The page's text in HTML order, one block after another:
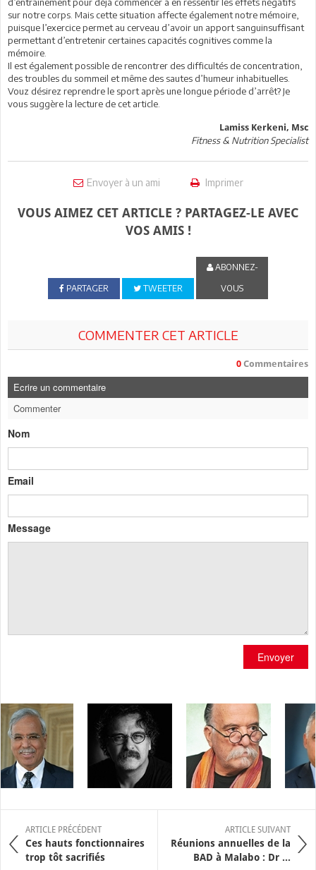
d’entrainement pour déjà commencer à en ressentir les effets négatifs
sur notre corps. Mais cette situation affecte également notre mémoire,
puisque l’exercice permet au cerveau d’avoir un apport sanguinsuffisant
permettant d’entretenir certaines capacités cognitives comme la
mémoire.
Il est également possible de rencontrer des difficultés de concentration,
des troubles du sommeil et même des sautes d’humeur inhabituelles.
Vouz désirez reprendre le sport après une longue période d’arrêt? Je
vous suggère la lecture de cet article.
Lamiss Kerkeni, Msc
Fitness & Nutrition Specialist
Envoyer à un ami Imprimer
VOUS AIMEZ CET ARTICLE ? PARTAGEZ-LE AVEC
VOS AMIS !
PARTAGER TWEETER
ABONNEZ-
VOUS
COMMENTER CET ARTICLE
0 Commentaires
Ecrire un commentaire
Commenter
Nom
Email
Message
Envoyer
ARTICLE PRÉCÉDENT
Ces hauts fonctionnaires
trop tôt sacrifiés
ARTICLE SUIVANT
Réunions annuelles de la
BAD à Malabo : Dr ...